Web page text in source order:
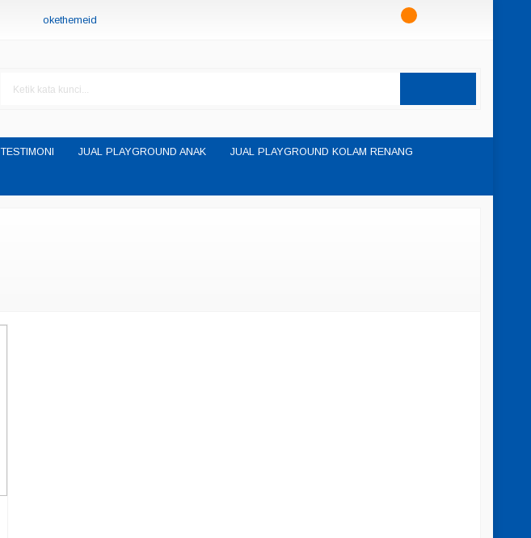
okethemeid
TESTIMONI JUAL PLAYGROUND ANAK JUAL PLAYGROUND KOLAM RENANG